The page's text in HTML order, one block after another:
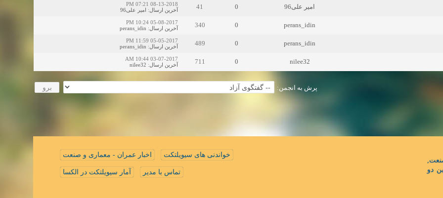
امیر علی96 0
41
08-13-2018 07:21 PM
آخرین ارسال: امیر علی96
perans_idin
0
340
05-08-2017 10:24 PM
آخرین ارسال:
perans_idin
perans_idin
0
489
05-05-2017 11:59 PM
آخرین ارسال:
perans_idin
nilee32
0
711
03-07-2017 10:44 AM
آخرین ارسال:
nilee32
پرش به انجمن:
دو
خواندنی های سیویلتکت اخبار عمران - معماری و صنعت
تماس با مدیر آمار سیویلتکت در الکسا